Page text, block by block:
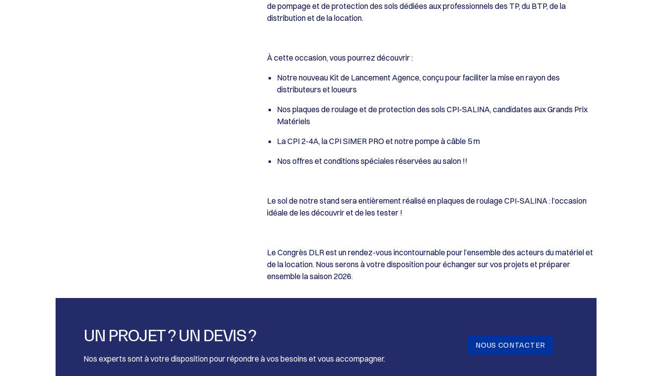
de pompage et de protection des sols dédiées aux professionnels des TP, du BTP, de la
distribution et de la location.
À cette occasion, vous pourrez découvrir :
Notre nouveau Kit de Lancement Agence, conçu pour faciliter la mise en rayon des
distributeurs et loueurs
Nos plaques de roulage et de protection des sols CPI-SALINA, candidates aux Grands Prix
Matériels
La CPI 2-4A, la CPI SIMER PRO et notre pompe à câble 5 m
Nos offres et conditions spéciales réservées au salon !!
Le sol de notre stand sera entièrement réalisé en plaques de roulage CPI-SALINA : l’occasion
idéale de les découvrir et de les tester !
Le Congrès DLR est un rendez-vous incontournable pour l’ensemble des acteurs du matériel et
de la location. Nous serons à votre disposition pour échanger sur vos projets et préparer
ensemble la saison 2026.
UN PROJET ? UN DEVIS ?
Nos experts sont à votre disposition pour répondre à vos besoins et vous accompagner.
NOUS CONTACTER